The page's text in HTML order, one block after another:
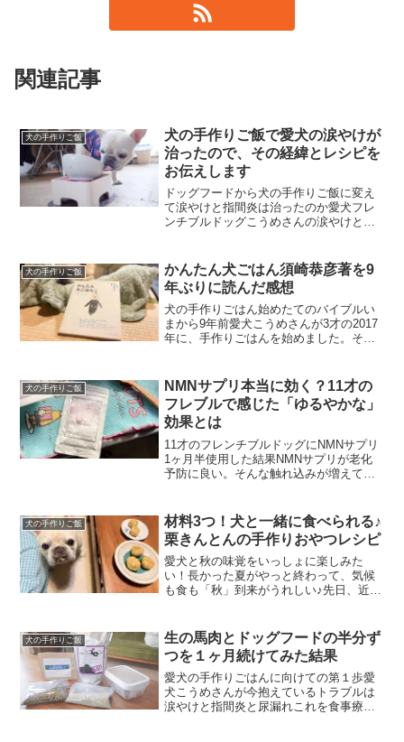
関連記事
犬の手作りご飯
犬の手作りご飯で愛犬の涙やけが
治ったので、その経緯とレシピを
お伝えします
ドッグフードから犬の手作りご飯に変え
て涙やけと指間炎は治ったのか愛犬フレ
ンチブルドッグこうめさんの涙やけと指
ちました。まずは結果からお伝えします
涙やけは治って指...
犬の手作りご飯
かんたん犬ごはん須崎恭彦著を9
年ぶりに読んだ感想
犬の手作りごはん始めたてのバイブルい
まから9年前愛犬こうめさんが3才の2017
年に、手作りごはんを始めました。その
師の須崎恭彦さんの「かんたん犬ごは
ん」2006年の出版...
犬の手作りご飯
NMNサプリ本当に効く？11才の
フレブルで感じた「ゆるやかな」
効果とは
11才のフレンチブルドッグにNMNサプリ
1ヶ月半使用した結果NMNサプリが老化
予防に良い。そんな触れ込みが増えてき
てみたい。そこで1ヶ月半（ひと袋）6000
円以上の高...
犬の手作りご飯
材料3つ！犬と一緒に食べられる♪
栗きんとんの手作りおやつレシピ
愛犬と秋の味覚をいっしょに楽しみた
い！長かった夏がやっと終わって、気候
も食も「秋」到来がうれしい♪先日、近所
といっしょに食べられなかったのが心残
り。犬と栗を手軽にたのし...
犬の手作りご飯
生の馬肉とドッグフードの半分ず
つを１ヶ月続けてみた結果
愛犬の手作りごはんに向けての第１歩愛
犬こうめさんが今抱えているトラブルは
涙やけと指間炎と尿漏れこれを食事療法